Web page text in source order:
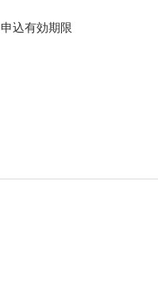
申込有効期限